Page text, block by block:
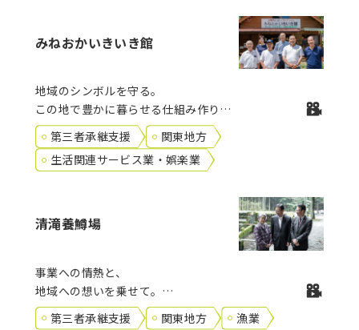
みねおかいきいき館
地域のシンボルを守る。
この地で豊かに暮らせる仕組み作りを
目指して。
第三者承継支援
関東地方
生活関連サービス業・娯楽業
清滝養鱒場
事業への情熱と、
地域への想いを乗せて。
名産のマスを、引き継ぐ。
第三者承継支援 関東地方 漁業